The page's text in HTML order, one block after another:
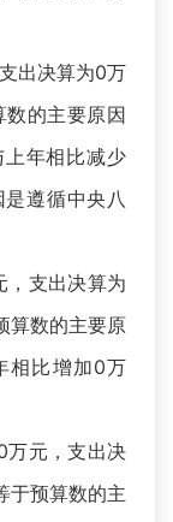
出决算为0万
数的主要原因
年相比减少
遵循中央八
支出决算为
算数的主要原
相比增加0万
元，支出决
于预算数的主